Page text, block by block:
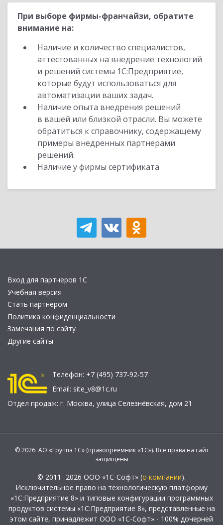
При выборе фирмы-франчайзи, обратите
внимание на:
Наличие и количество специалистов,
аттестованных на внедрение технологий
и решений системы 1С:Предприятие,
которые будут использоваться для
автоматизации ваших задач.
Наличие опыта внедрения решений
в вашей или близкой отрасли. Вы можете
обратиться к справочнику, содержащему
примеры внедренных партнерами
решений.
Наличие у фирмы сертификата
Вход для партнеров 1С
Учебная версия
Стать партнером
Политика конфиденциальности
Замечания по сайту
Другие сайты
Телефон: +7 (495) 737-92-57
Email: site_v8@1c.ru
Отдел продаж: г. Москва, улица Селезнёвская, дом 21
© 2026 АО «Группа 1С» (правопреемник «1С»). Все права на сайт
защищены
© 2011- 2026 ООО «1С-Софт» (о компании).
Исключительное право на технологическую платформу
«1С:Предприятие 8» и типовые конфигурации программных
продуктов системы «1С:Предприятие 8», представленные на
этом сайте, принадлежит ООО «1С-Софт» - 100% дочерней